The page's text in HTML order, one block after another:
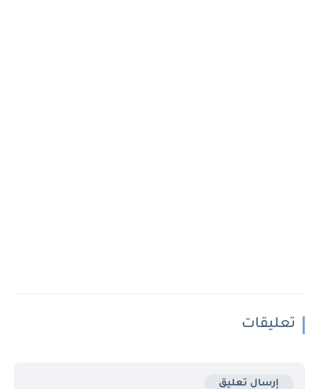
تعليقات
إرسال تعليق